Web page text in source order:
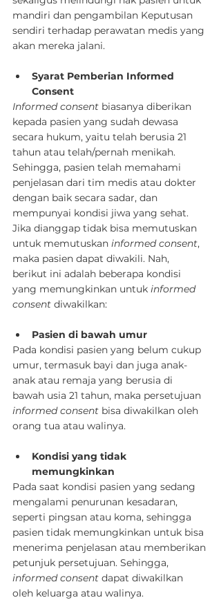
mandiri dan pengambilan Keputusan
sendiri terhadap perawatan medis yang
akan mereka jalani.
Syarat Pemberian Informed
Consent
Informed consent biasanya diberikan
kepada pasien yang sudah dewasa
secara hukum, yaitu telah berusia 21
tahun atau telah/pernah menikah.
Sehingga, pasien telah memahami
penjelasan dari tim medis atau dokter
dengan baik secara sadar, dan
mempunyai kondisi jiwa yang sehat.
Jika dianggap tidak bisa memutuskan
untuk memutuskan informed consent,
maka pasien dapat diwakili. Nah,
berikut ini adalah beberapa kondisi
yang memungkinkan untuk informed
consent diwakilkan:
Pasien di bawah umur
Pada kondisi pasien yang belum cukup
umur, termasuk bayi dan juga anak-
anak atau remaja yang berusia di
bawah usia 21 tahun, maka persetujuan
informed consent bisa diwakilkan oleh
orang tua atau walinya.
Kondisi yang tidak
memungkinkan
Pada saat kondisi pasien yang sedang
mengalami penurunan kesadaran,
seperti pingsan atau koma, sehingga
pasien tidak memungkinkan untuk bisa
menerima penjelasan atau memberikan
petunjuk persetujuan. Sehingga,
informed consent dapat diwakilkan
oleh keluarga atau walinya.